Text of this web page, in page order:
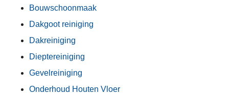
Bouwschoonmaak
Dakgoot reiniging
Dakreiniging
Dieptereiniging
Gevelreiniging
Onderhoud Houten Vloer